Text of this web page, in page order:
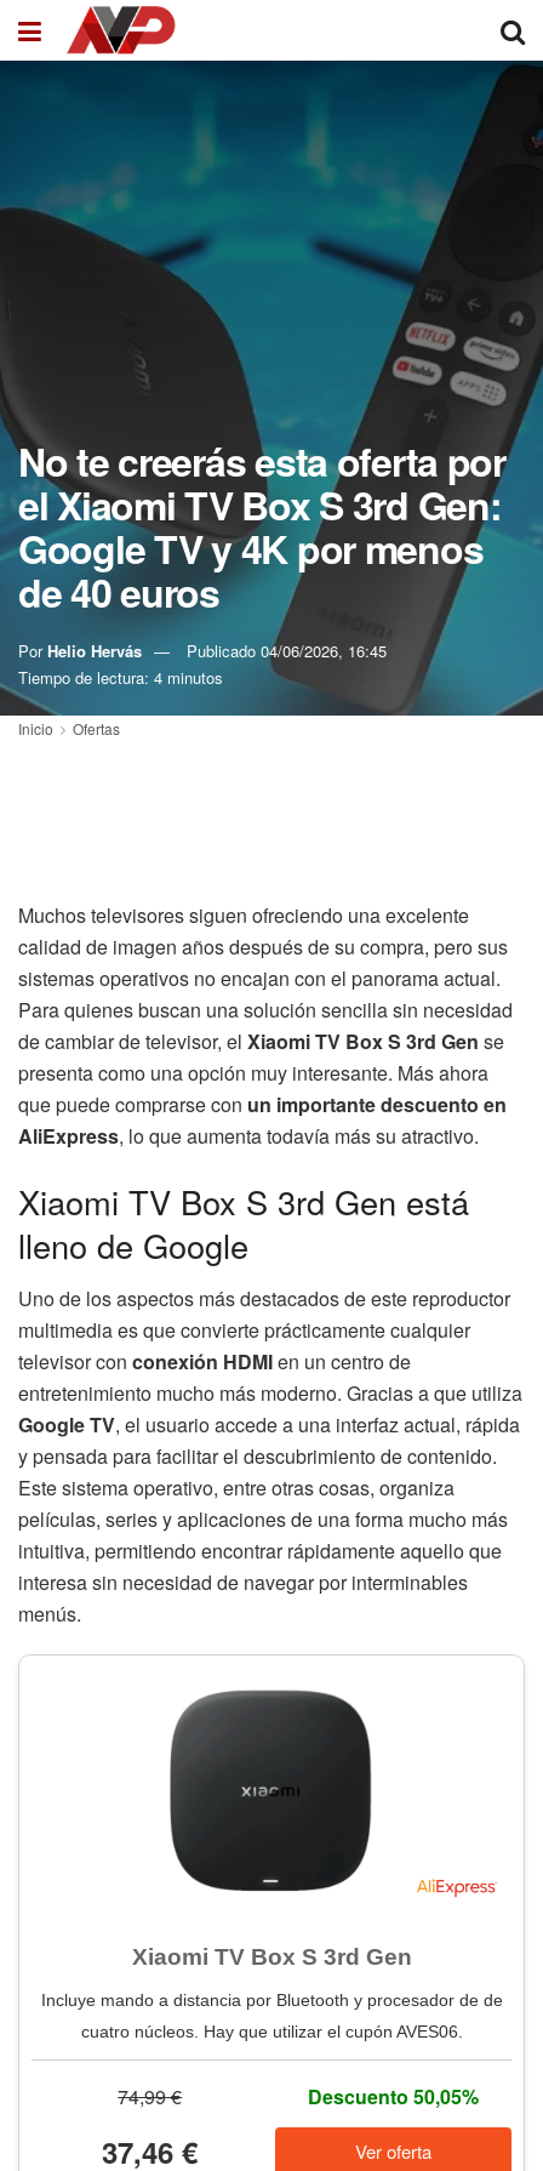
No te creerás esta oferta por
el Xiaomi TV Box S 3rd Gen:
Google TV y 4K por menos
de 40 euros
Por Helio Hervás Publicado 04/06/2026, 16:45
Tiempo de lectura: 4 minutos
Inicio Ofertas
Muchos televisores siguen ofreciendo una excelente
calidad de imagen años después de su compra, pero sus
sistemas operativos no encajan con el panorama actual.
Para quienes buscan una solución sencilla sin necesidad
de cambiar de televisor, el Xiaomi TV Box S 3rd Gen se
presenta como una opción muy interesante. Más ahora
que puede comprarse con un importante descuento en
AliExpress, lo que aumenta todavía más su atractivo.
Xiaomi TV Box S 3rd Gen está
lleno de Google
Uno de los aspectos más destacados de este reproductor
multimedia es que convierte prácticamente cualquier
televisor con conexión HDMIen un centro de
entretenimiento mucho más moderno. Gracias a que utiliza
Google TV, el usuario accede a una interfaz actual, rápida
y pensada para facilitar el descubrimiento de contenido.
Este sistema operativo, entre otras cosas, organiza
películas, series y aplicaciones de una forma mucho más
intuitiva, permitiendo encontrar rápidamente aquello que
interesa sin necesidad de navegar por interminables
menús.
Xiaomi TV Box S 3rd Gen
Incluye mando a distancia por Bluetooth y procesador de de
cuatro núcleos. Hay que utilizar el cupón AVES06.
74,99 € Descuento 50,05%
37,46 € Ver oferta